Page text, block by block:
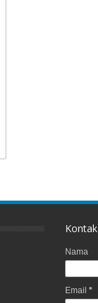
Kontak
Nama
Email*